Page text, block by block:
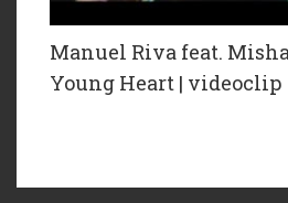
Manuel Riva feat.
Young Heart | videoclip